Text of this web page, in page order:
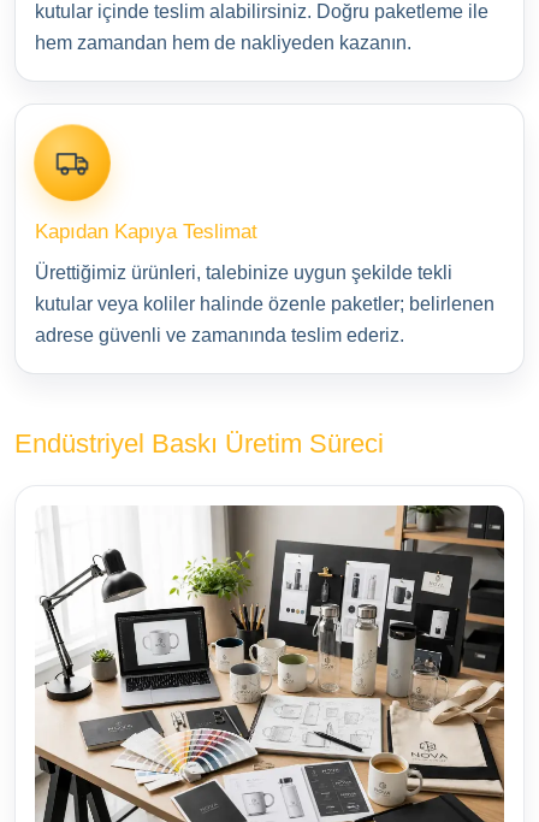
kutular içinde teslim alabilirsiniz. Doğru paketleme ile
hem zamandan hem de nakliyeden kazanın.
Kapıdan Kapıya Teslimat
Ürettiğimiz ürünleri, talebinize uygun şekilde tekli
kutular veya koliler halinde özenle paketler; belirlenen
adrese güvenli ve zamanında teslim ederiz.
Endüstriyel Baskı Üretim Süreci